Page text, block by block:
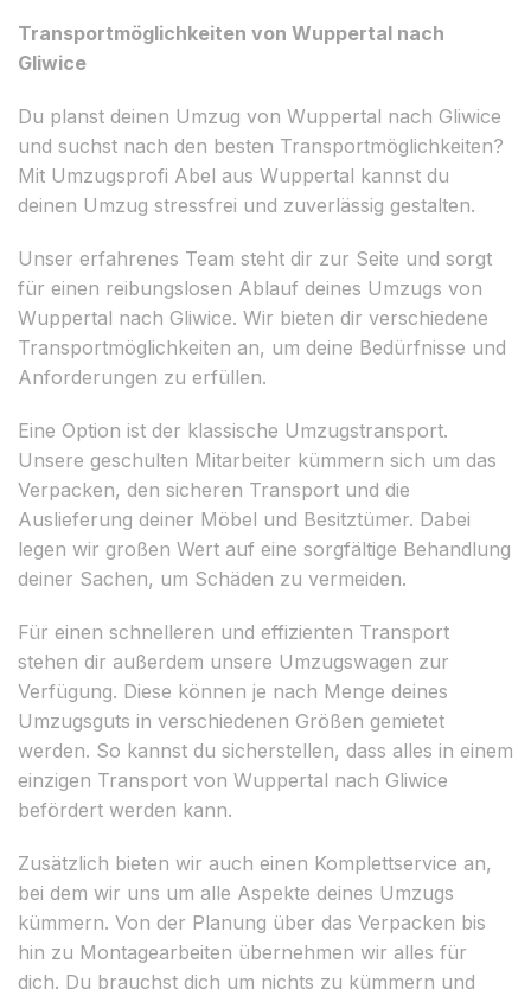
Transportmöglichkeiten von Wuppertal nach
Gliwice
Du planst deinen Umzug von Wuppertal nach Gliwice
und suchst nach den besten Transportmöglichkeiten?
Mit Umzugsprofi Abel aus Wuppertal kannst du
deinen Umzug stressfrei und zuverlässig gestalten.
Unser erfahrenes Team steht dir zur Seite und sorgt
für einen reibungslosen Ablauf deines Umzugs von
Wuppertal nach Gliwice. Wir bieten dir verschiedene
Transportmöglichkeiten an, um deine Bedürfnisse und
Anforderungen zu erfüllen.
Eine Option ist der klassische Umzugstransport.
Unsere geschulten Mitarbeiter kümmern sich um das
Verpacken, den sicheren Transport und die
Auslieferung deiner Möbel und Besitztümer. Dabei
legen wir großen Wert auf eine sorgfältige Behandlung
deiner Sachen, um Schäden zu vermeiden.
Für einen schnelleren und effizienten Transport
stehen dir außerdem unsere Umzugswagen zur
Verfügung. Diese können je nach Menge deines
Umzugsguts in verschiedenen Größen gemietet
werden. So kannst du sicherstellen, dass alles in einem
einzigen Transport von Wuppertal nach Gliwice
befördert werden kann.
Zusätzlich bieten wir auch einen Komplettservice an,
bei dem wir uns um alle Aspekte deines Umzugs
kümmern. Von der Planung über das Verpacken bis
hin zu Montagearbeiten übernehmen wir alles für
dich. Du brauchst dich um nichts zu kümmern und